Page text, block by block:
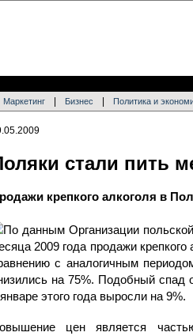
Маркетинг Бизнес Политика и
стали пить
крепкого алкоголя в
По данным Организации
2009 года продажи
с аналогичным
на 75%. Подобный спад
этого года выросли на 9%.
цен является